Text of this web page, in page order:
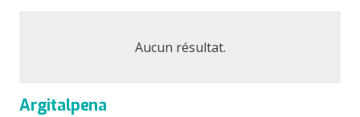
Aucun résultat.
Argitalpena